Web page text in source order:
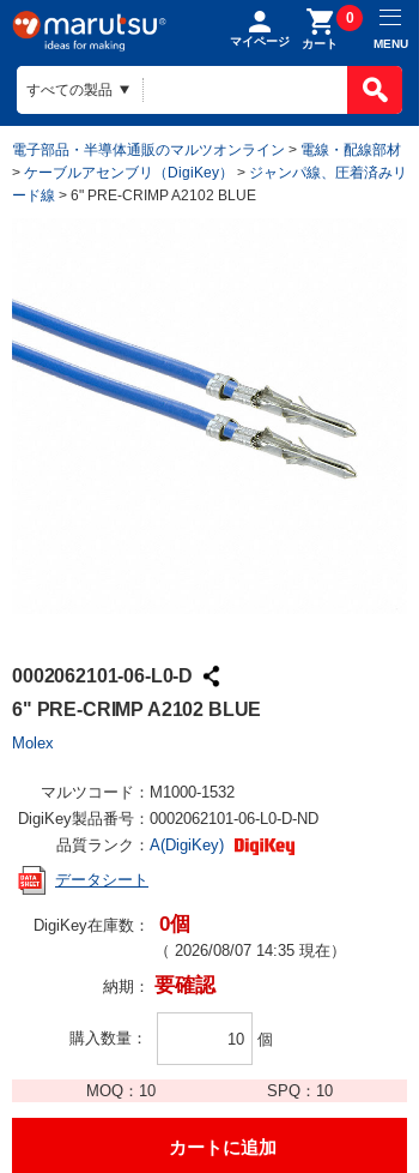
マイページ カート
0
MENU
電子部品・半導体通販のマルツオンライン > 電線・配線部材
> ケーブルアセンブリ（DigiKey） > ジャンパ線、圧着済みリ
ード線 > 6" PRE-CRIMP A2102 BLUE
0002062101-06-L0-D
6" PRE-CRIMP A2102 BLUE
Molex
マルツコード： M1000-1532
DigiKey製品番号： 0002062101-06-L0-D-ND
品質ランク： A(DigiKey)
データシート
DigiKey在庫数： 0個
（ 2026/08/07 14:35 現在）
納期： 要確認
購入数量 個
MOQ： 10 SPQ： 10